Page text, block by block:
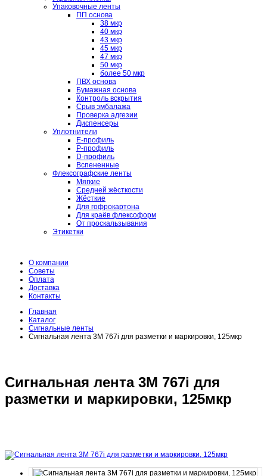
Упаковочные ленты
ПП основа
38 мкр
40 мкр
43 мкр
45 мкр
47 мкр
50 мкр
более 50 мкр
ПВХ основа
Бумажная основа
Контроль вскрытия
Срыв эмбалажа
Проверка адгезии
Диспенсеры
Уплотнители
E-профиль
P-профиль
D-профиль
Вспененные
Флексографские ленты
Мягкие
Средней жёсткости
Жёсткие
Для гофрокартона
Для краёв флексоформ
От проскальзывания
Этикетки
О компании
Советы
Оплата
Доставка
Контакты
Главная
Каталог
Сигнальные ленты
Сигнальная лента 3M 767i для разметки и маркировки, 125мкр
Сигнальная лента 3M 767i для
разметки и маркировки, 125мкр